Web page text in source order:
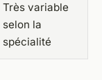
Très variable
selon la
spécialité